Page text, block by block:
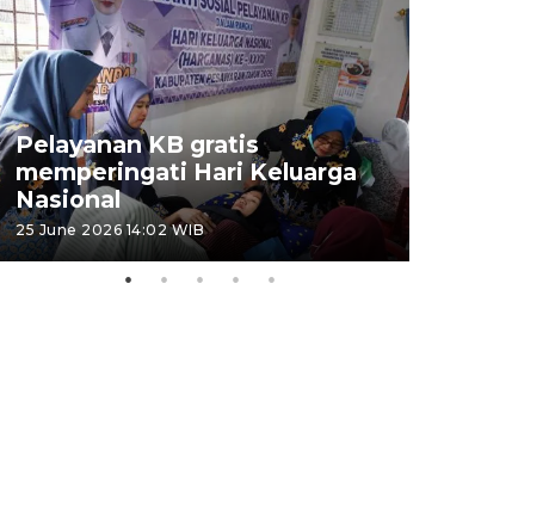
Pelayanan KB gratis
memperingati Hari Keluarga
Nasional
25 June 2026 14:02 WIB